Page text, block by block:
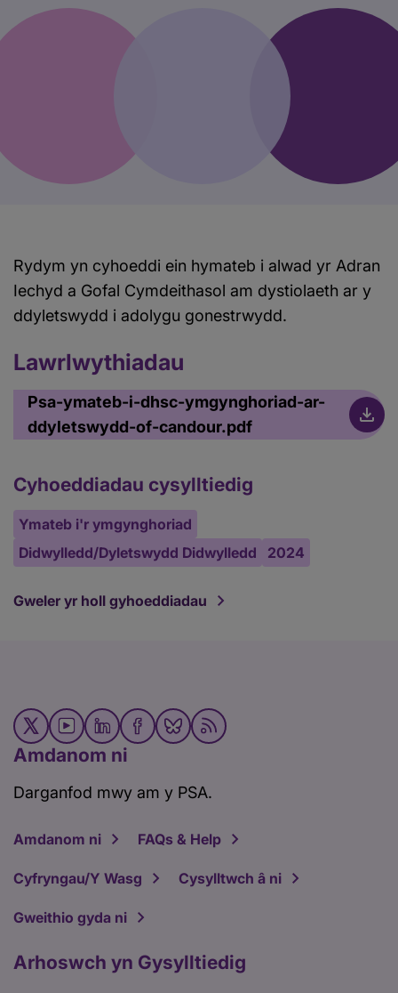
Rydym yn cyhoeddi ein hymateb i alwad yr Adran
Iechyd a Gofal Cymdeithasol am dystiolaeth ar y
ddyletswydd i adolygu gonestrwydd.
Lawrlwythiadau
Psa-ymateb-i-dhsc-ymgynghoriad-ar-
ddyletswydd-of-candour.pdf
Cyhoeddiadau cysylltiedig
Ymateb i'r ymgynghoriad
Didwylledd/Dyletswydd Didwylledd
2024
Gweler yr holl gyhoeddiadau
Amdanom ni
Darganfod mwy am y PSA.
Amdanom ni FAQs & Help
Cyfryngau/Y Wasg Cysylltwch â ni
Gweithio gyda ni
Arhoswch yn Gysylltiedig